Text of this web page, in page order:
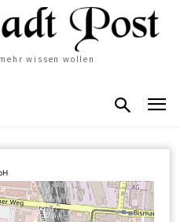
wissen wollen